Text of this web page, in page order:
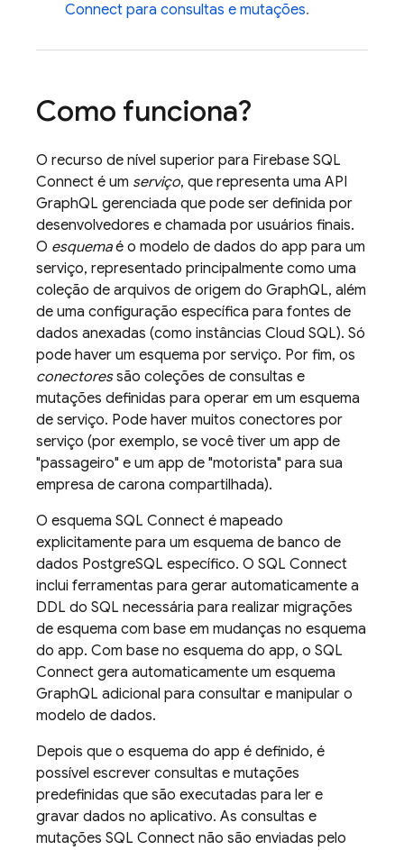
Connect para consultas e mutações.
Como funciona?
O recurso de nível superior para Firebase SQL
Connect é um serviço, que representa uma API
GraphQL gerenciada que pode ser definida por
desenvolvedores e chamada por usuários finais.
O esquemaé o modelo de dados do app para um
serviço, representado principalmente como uma
coleção de arquivos de origem do GraphQL, além
de uma configuração específica para fontes de
dados anexadas (como instâncias Cloud SQL). Só
pode haver um esquema por serviço. Por fim, os
conectoressão coleções de consultas e
mutações definidas para operar em um esquema
de serviço. Pode haver muitos conectores por
serviço (por exemplo, se você tiver um app de
"passageiro" e um app de "motorista" para sua
empresa de carona compartilhada).
O esquema SQL Connect é mapeado
explicitamente para um esquema de banco de
dados PostgreSQL específico. O SQL Connect
inclui ferramentas para gerar automaticamente a
DDL do SQL necessária para realizar migrações
de esquema com base em mudanças no esquema
do app. Com base no esquema do app, o SQL
Connect gera automaticamente um esquema
GraphQL adicional para consultar e manipular o
modelo de dados.
Depois que o esquema do app é definido, é
possível escrever consultas e mutações
predefinidas que são executadas para ler e
gravar dados no aplicativo. As consultas e
mutações SQL Connect não são enviadas pelo